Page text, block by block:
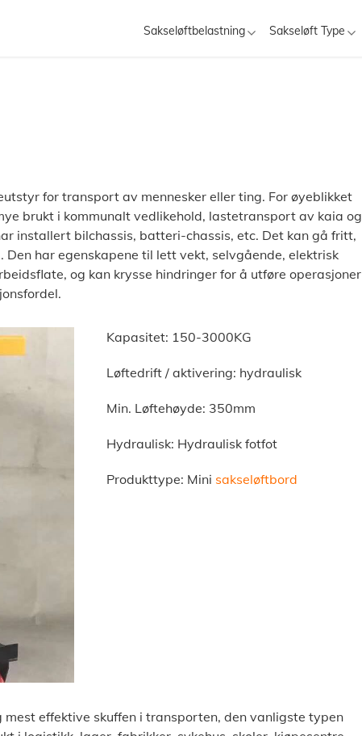
Sakseløftbelastning Sakseløft Type
for transport av mennesker eller ting. For øyeblikket
brukt i kommunalt vedlikehold, lastetransport av kaia og
installert bilchassis, batteri-chassis, etc. Det kan gå fritt,
har egenskapene til lett vekt, selvgående, elektrisk
og kan krysse hindringer for å utføre operasjoner
Kapasitet: 150-3000KG
Løftedrift / aktivering: hydraulisk
Min. Løftehøyde: 350mm
Hydraulisk: Hydraulisk fotfot
Produkttype: Mini sakseløftbord
effektive skuffen i transporten, den vanligste typen